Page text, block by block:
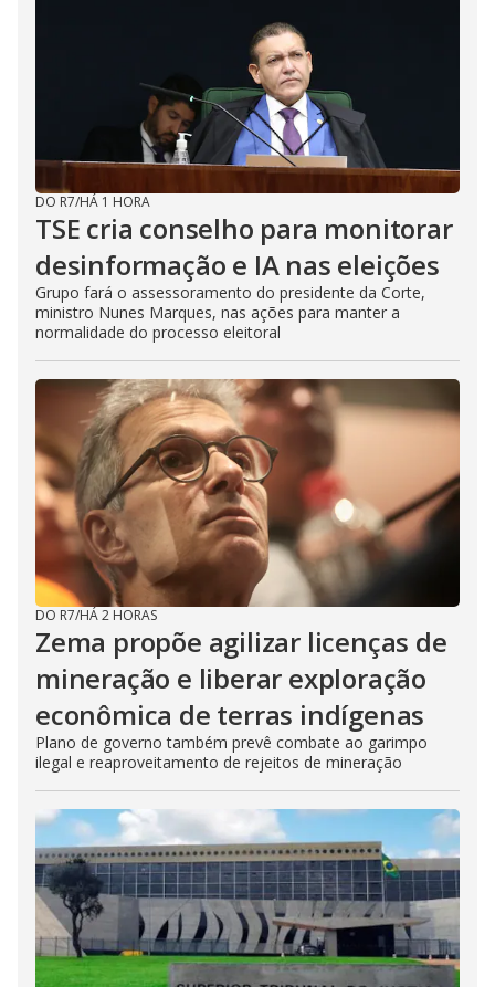
DO R7/HÁ 1 HORA
TSE cria conselho para monitorar
desinformação e IA nas eleições
Grupo fará o assessoramento do presidente da Corte,
ministro Nunes Marques, nas ações para manter a
normalidade do processo eleitoral
DO R7/HÁ 2 HORAS
Zema propõe agilizar licenças de
mineração e liberar exploração
econômica de terras indígenas
Plano de governo também prevê combate ao garimpo
ilegal e reaproveitamento de rejeitos de mineração